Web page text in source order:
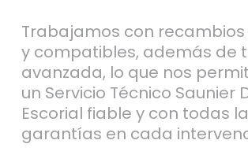
Trabajamos con
y compatibles, además de
avanzada, lo que nos
un Servicio Técnico Saunier
Escorial fiable y con todas
garantías en cada